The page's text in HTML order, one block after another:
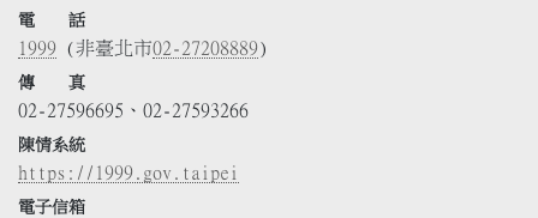
電 話
1999 (非臺北市02-27208889)
傳 真
02-27596695、02-27593266
陳情系統
https://1999.gov.taipei
電子信箱